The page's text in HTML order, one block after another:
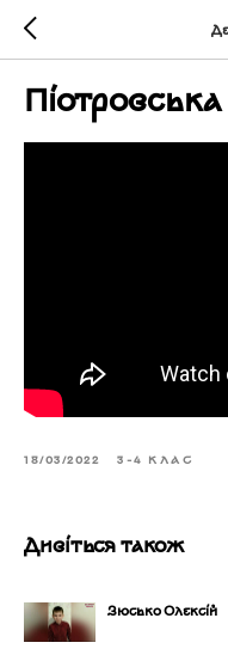
18/03/2022 3-4 КЛАС
Дивіться також
Зюсько Олексій